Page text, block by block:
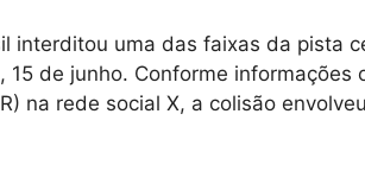
interditou uma das faixas da pista
de junho. Conforme informações
na rede social X, a colisão